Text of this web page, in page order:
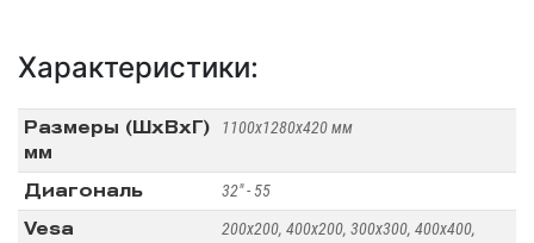
Характеристики:
Размеры (ШхВхГ)
мм
1100х1280х420 мм
Диагональ 32" - 55
Vesa
200x200, 400x200, 300x300, 400x400,